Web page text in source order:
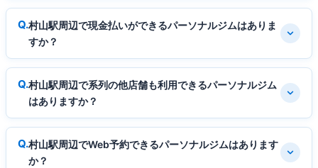
村山駅周辺で現金払いができるパーソナルジムはありま
すか？
村山駅周辺で系列の他店舗も利用できるパーソナルジム
はありますか？
村山駅周辺でWeb予約できるパーソナルジムはあります
か？